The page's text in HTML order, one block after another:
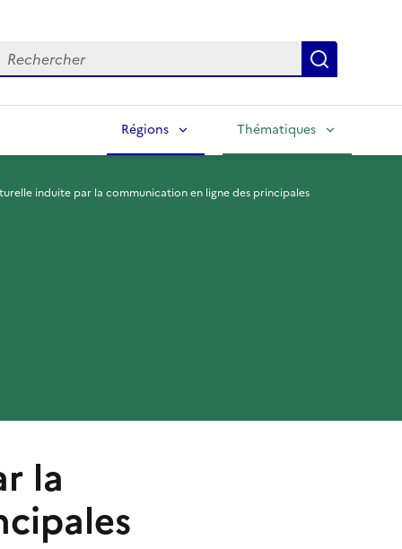
Régions Thématiques
induite par la communication en ligne des principales
la